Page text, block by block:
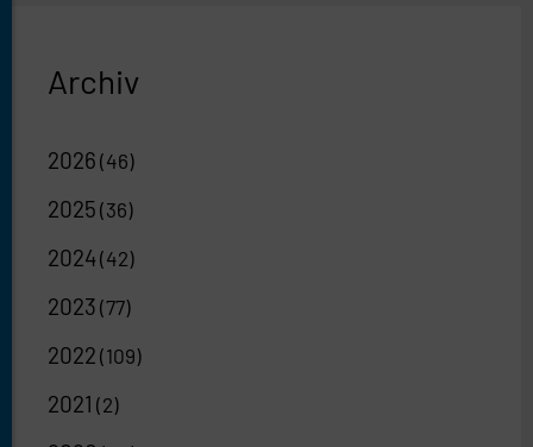
Archiv
2026 (46)
2025 (36)
2024 (42)
2023 (77)
2022 (109)
2021 (2)